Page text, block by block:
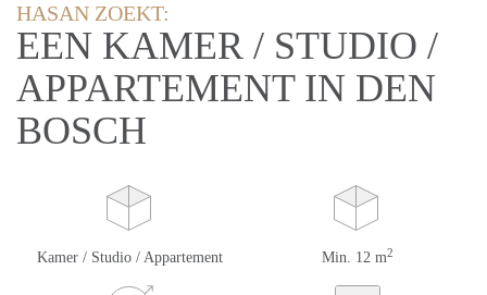
HASAN ZOEKT:
EEN KAMER / STUDIO /
APPARTEMENT IN DEN
BOSCH
Kamer / Studio / Appartement Min. 12 m2